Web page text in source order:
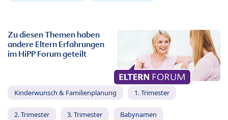
Zu diesen Themen haben
andere Eltern Erfahrungen
im HiPP Forum geteilt
Kinderwunsch & Familienplanung 1. Trimester
2. Trimester 3. Trimester Babynamen